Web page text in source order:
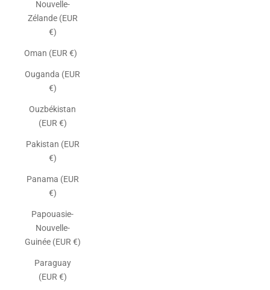
Nouvelle-
Zélande (EUR
€)
Oman (EUR €)
Ouganda (EUR
€)
Ouzbékistan
(EUR €)
Pakistan (EUR
€)
Panama (EUR
€)
Papouasie-
Nouvelle-
Guinée (EUR €)
Paraguay
(EUR €)